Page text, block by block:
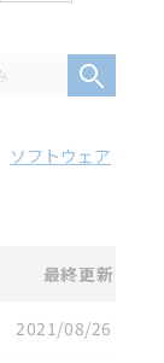
ソフトウェア
最終更新
2021/08/26